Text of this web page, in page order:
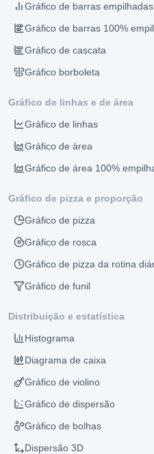
Gráfico de barras empilhadas
Gráfico de barras 100%
Gráfico de cascata
Gráfico borboleta
Gráfico de linhas e de área
Gráfico de linhas
Gráfico de área
Gráfico de área 100%
Gráfico de pizza e proporção
Gráfico de pizza
Gráfico de rosca
Gráfico de pizza da rotina
Gráfico de funil
Distribuição e estatística
Histograma
Diagrama de caixa
Gráfico de violino
Gráfico de dispersão
Gráfico de bolhas
Dispersão 3D